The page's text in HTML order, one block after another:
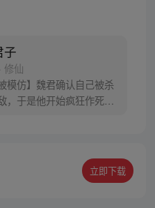
子
修仙
模仿】魏君确认自己被杀
，于是他开始疯狂作死。
天煞孤星女神捕撑腰，神
以身相许。魏君：别闹！
立即下载